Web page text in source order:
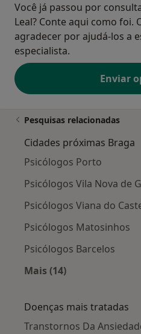
Você já passou por
Leal? Conte aqui como foi.
agradecer por ajudá-los a
especialista.
Enviar
Pesquisas relacionadas
Cidades próximas Braga
Psicólogos Porto
Psicólogos Vila Nova de
Psicólogos Viana do
Psicólogos Matosinhos
Psicólogos Barcelos
Mais (14)
Doenças mais tratadas
Transtornos Da